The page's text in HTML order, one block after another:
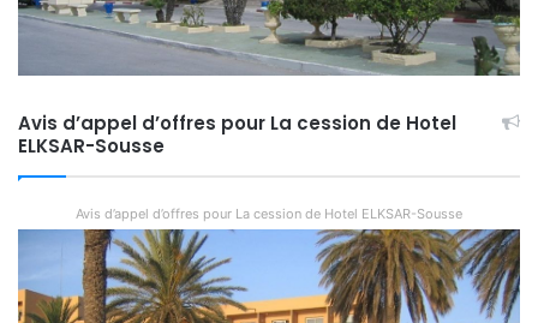
Avis d’appel d’offres pour La cession de Hotel
ELKSAR-Sousse
Avis d’appel d’offres pour La cession de Hotel ELKSAR-Sousse